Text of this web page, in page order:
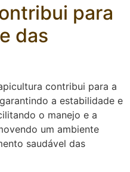
para
das
contribui para a
a estabilidade e
o manejo e a
um ambiente
saudável das